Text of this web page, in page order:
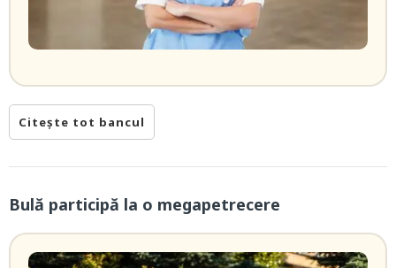
Citește tot bancul
Bulă participă la o megapetrecere